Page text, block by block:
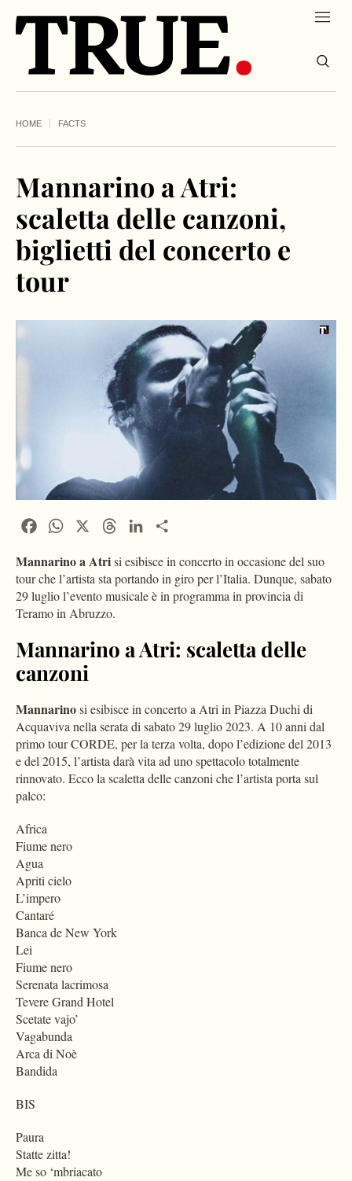
HOME FACTS
Mannarino a Atri:
scaletta delle canzoni,
biglietti del concerto e
tour
FacebookWhatsApp ThreadsLinkedIn
Mannarino a Atrisi esibisce in concerto in occasione del suo
tour che l’artista sta portando in giro per l’Italia. Dunque, sabato
29 luglio l’evento musicale è in programma in provincia di
Teramo in Abruzzo.
Mannarino a Atri: scaletta delle
canzoni
Mannarinosi esibisce in concerto a Atri in Piazza Duchi di
Acquaviva nella serata di sabato 29 luglio 2023. A 10 anni dal
primo tour CORDE, per la terza volta, dopo l’edizione del 2013
e del 2015, l’artista darà vita ad uno spettacolo totalmente
rinnovato. Ecco la scaletta delle canzoni che l’artista porta sul
palco:
Africa
Fiume nero
Agua
Apriti cielo
L’impero
Cantaré
Banca de New York
Lei
Fiume nero
Serenata lacrimosa
Tevere Grand Hotel
Scetate vajo’
Vagabunda
Arca di Noè
Bandida
BIS
Paura
Statte zitta!
Me so ‘mbriacato